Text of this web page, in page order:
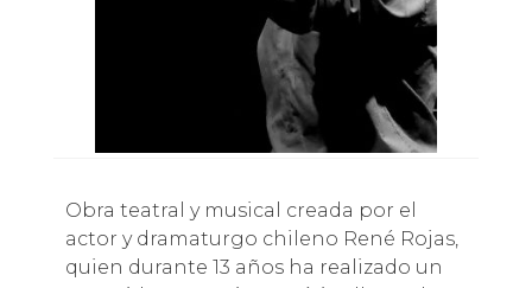
Obra teatral y musical creada por el
actor y dramaturgo chileno René Rojas,
quien durante 13 años ha realizado un